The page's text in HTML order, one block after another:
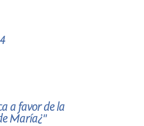
a favor de la
María¿"